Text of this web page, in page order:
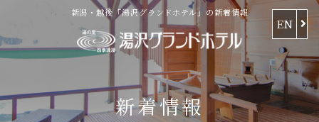
新潟・越後「湯沢グランドホテル」の新着情報
EN
新着情報